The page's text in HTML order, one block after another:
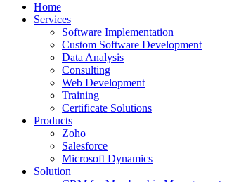
Home
Services
Software Implementation
Custom Software Development
Data Analysis
Consulting
Web Development
Training
Certificate Solutions
Products
Zoho
Salesforce
Microsoft Dynamics
Solution